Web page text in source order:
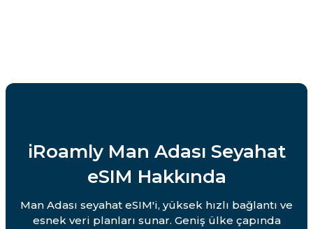
iRoamly Man Adası Seyahat
eSIM Hakkında
Man Adası seyahat eSIM'i, yüksek hızlı bağlantı ve
esnek veri planları sunar. Geniş ülke çapında